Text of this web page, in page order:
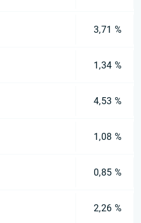
3,71 %
1,34 %
4,53 %
1,08 %
0,85 %
2,26 %